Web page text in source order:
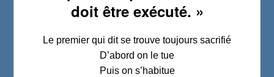
doit être exécuté. »
Le premier qui dit se trouve toujours sacrifié
D’abord on le tue
Puis on s’habitue